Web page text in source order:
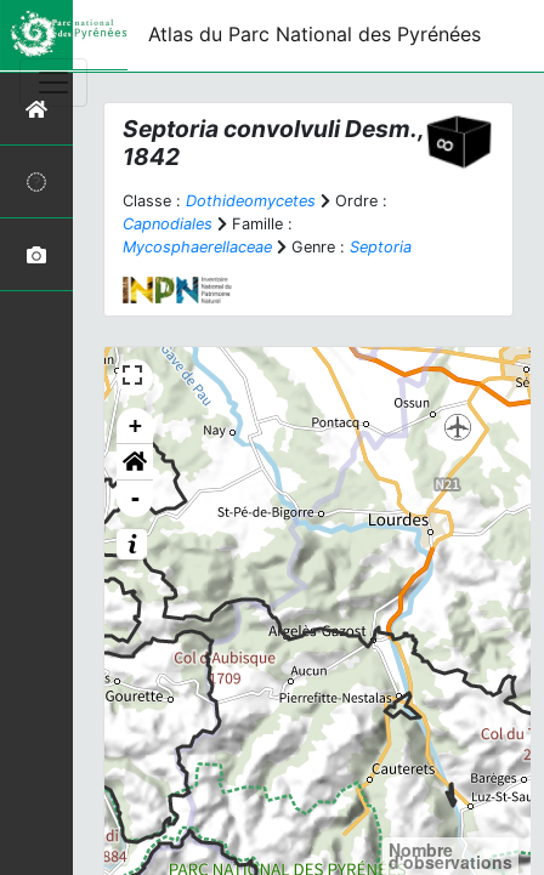
Atlas du Parc National des Pyrénées
Septoria convolvuliDesm.,
1842
Classe : Dothideomycetes
Ordre :
Capnodiales
Famille :
Mycosphaerellaceae
Genre : Septoria
+
-
Nombre
d'observations